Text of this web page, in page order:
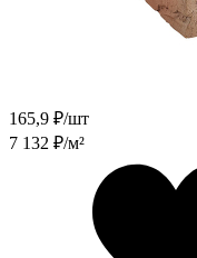
165,9 ₽/шт
7 132 ₽/м²